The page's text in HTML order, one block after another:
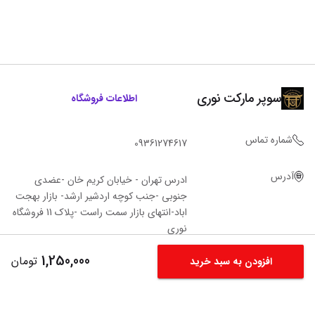
افزودن به سبد خرید 1,250,000 تومان
سوپر مارکت نوری اطلاعات فروشگاه
شماره تماس 09361274617
آدرس
ادرس تهران - خیابان کریم خان -عضدی
جنوبی -جنب کوچه اردشیر ارشد- بازار بهجت
اباد-انتهای بازار سمت راست -پلاک 11 فروشگاه‌
نوری